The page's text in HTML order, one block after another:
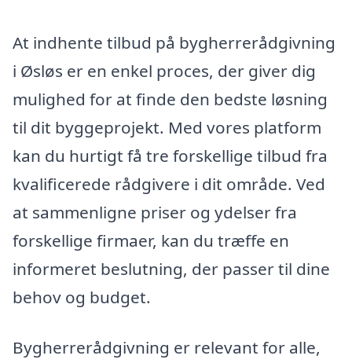
At indhente tilbud på bygherrerådgivning
i Øsløs er en enkel proces, der giver dig
mulighed for at finde den bedste løsning
til dit byggeprojekt. Med vores platform
kan du hurtigt få tre forskellige tilbud fra
kvalificerede rådgivere i dit område. Ved
at sammenligne priser og ydelser fra
forskellige firmaer, kan du træffe en
informeret beslutning, der passer til dine
behov og budget.
Bygherrerådgivning er relevant for alle,